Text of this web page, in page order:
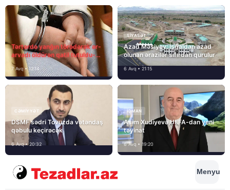
Tərtərdə yanğın törədərək ər-
arvadı öldürən qatil tutuldu-
SON DƏQİQƏ
7 Avq • 12:14
SIYASƏT
Azad Məsiyev: İşğaldan azad
olunan ərazilər sıfırdan qurulur
6 Avq • 21:15
CƏMIYYƏT
DSMF sədri Tovuzda vətəndaş
qəbulu keçirəcək
6 Avq • 20:32
İDMAN
Asim Xudiyevə UEFA-dan yeni
təyinat
6 Avq • 19:20
Menyu